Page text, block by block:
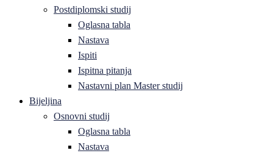
Postdiplomski studij
Oglasna tabla
Nastava
Ispiti
Ispitna pitanja
Nastavni plan Master studij
Bijeljina
Osnovni studij
Oglasna tabla
Nastava